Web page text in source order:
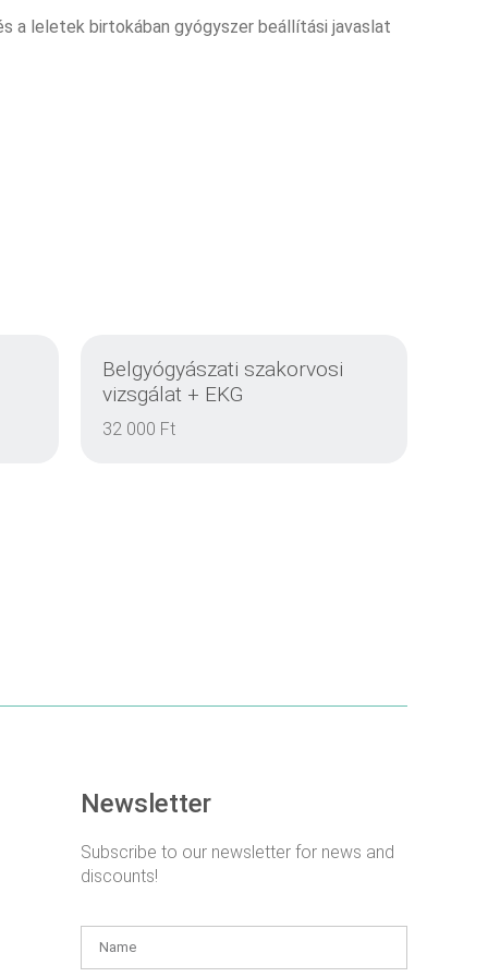
a leletek birtokában gyógyszer beállítási javaslat
Belgyógyászati szakorvosi
vizsgálat + EKG
32 000 Ft
Newsletter
Subscribe to our newsletter for news and
discounts!